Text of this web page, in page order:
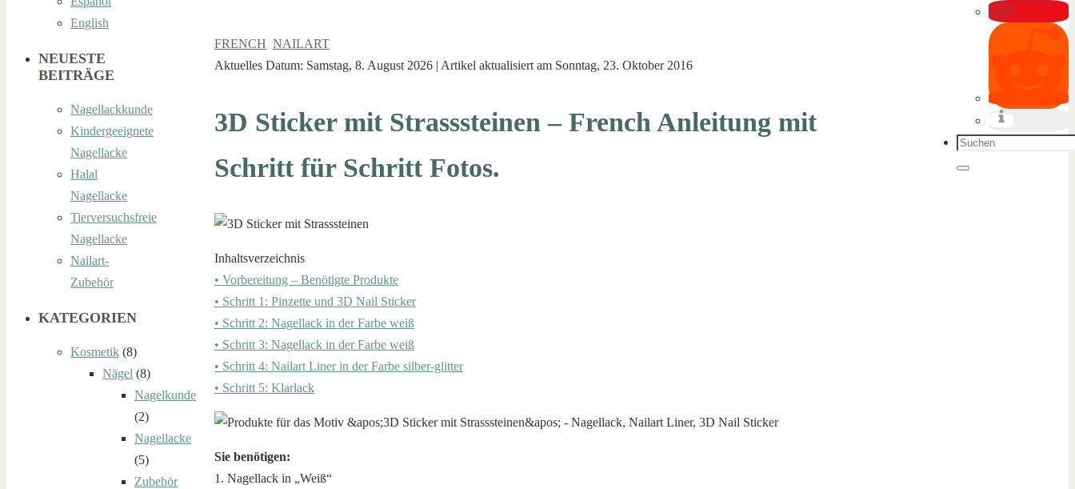
FRENCH, NAILART
Aktuelles Datum: Samstag, 8. August 2026 | Artikel aktualisiert am Sonntag, 23. Oktober 2016
3D Sticker mit Strasssteinen – French Anleitung mit
Schritt für Schritt Fotos.
Inhaltsverzeichnis
• Vorbereitung – Benötigte Produkte
• Schritt 1: Pinzette und 3D Nail Sticker
• Schritt 2: Nagellack in der Farbe weiß
• Schritt 3: Nagellack in der Farbe weiß
• Schritt 4: Nailart Liner in der Farbe silber-glitter
• Schritt 5: Klarlack
Sie benötigen:
1. Nagellack in „Weiß“
English
NEUESTE
BEITRÄGE
Nagellackkunde
Kindergeeignete
Nagellacke
Halal
Nagellacke
Tierversuchsfreie
Nagellacke
Nailart-
Zubehör
KATEGORIEN
Kosmetik (8)
Nägel (8)
Nagelkunde
(2)
Nagellacke
(5)
Zubehör
Suchen
nach:
Suchen